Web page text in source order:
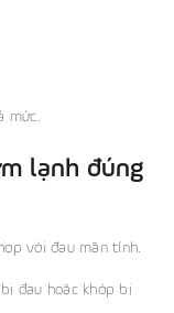
mức.
lạnh đúng
với đau mãn tính.
đau hoặc khớp bị